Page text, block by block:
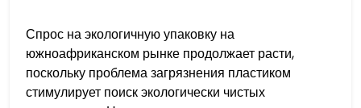
Спрос на экологичную упаковку на
южноафриканском рынке продолжает расти,
поскольку проблема загрязнения пластиком
стимулирует поиск экологически чистых